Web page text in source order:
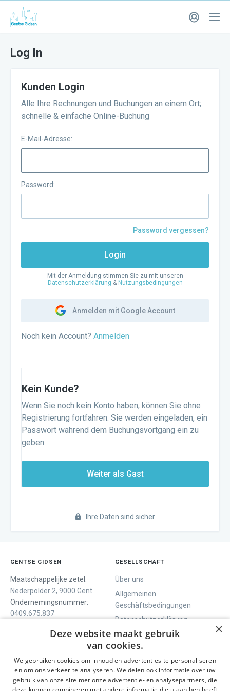
Log In
Kunden Login
Alle Ihre Rechnungen und Buchungen an einem Ort;
schnelle & einfache Online-Buchung
E-Mail-Adresse:
Password:
Password vergessen?
Login
Mit der Anmeldung stimmen Sie zu mit unseren
Datenschutzerklärung & Nutzungsbedingungen
Anmelden mit Google Account
Noch kein Account? Anmelden
Kein Kunde?
Wenn Sie noch kein Konto haben, können Sie ohne
Registrierung fortfahren. Sie werden eingeladen, ein
Passwort während dem Buchungsvortgang ein zu
geben
Weiter als Gast
Ihre Daten sind sicher
GENTSE GIDSEN
Maatschappelijke zetel:
Nederpolder 2, 9000 Gent
Ondernemingsnummer:
0409.675.837
GESELLSCHAFT
Über uns
Allgemeinen
Geschäftsbedingungen
Datenschutzerklärung
Contact
WIR BIETEN
Geführte Tour
SOCIALS
Facebook
×
Deze website maakt gebruik
van cookies.
We gebruiken cookies om inhoud en advertenties te personaliseren
en om ons verkeer te analyseren. We delen ook informatie over uw
gebruik van onze site met onze advertentie- en analysepartners, die